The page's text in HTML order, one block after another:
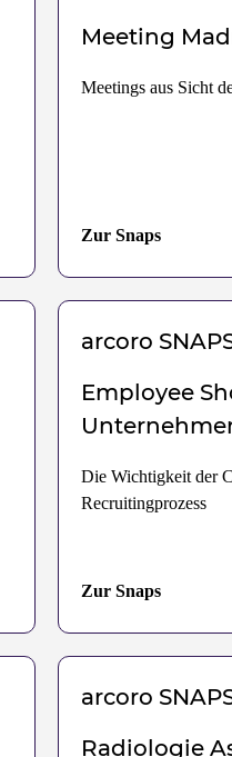
Meeting
Meetings aus Sicht
Zur Snaps
arcoro
Employee
Die Wichtigkeit der
Recruitingprozess
Zur Snaps
arcoro
Radiologie